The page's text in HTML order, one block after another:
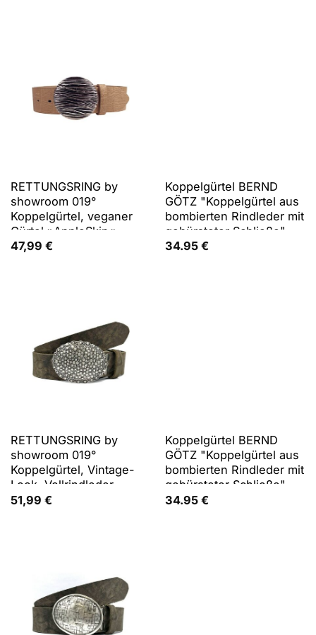
RETTUNGSRING by
showroom 019°
Koppelgürtel, veganer
Gürtel »AppleSkin«
Taupe Seegras Rund
47,99 €
Koppelgürtel BERND
GÖTZ "Koppelgürtel aus
bombierten Rindleder mit
gebürsteter Schließe",
Herren, Gr. 100, braun
34.95 €
RETTUNGSRING by
showroom 019°
Koppelgürtel, Vintage-
Look, Vollrindleder
51,99 €
Koppelgürtel BERND
GÖTZ "Koppelgürtel aus
bombierten Rindleder mit
gebürsteter Schließe",
Herren, Gr. 90, braun
34.95 €